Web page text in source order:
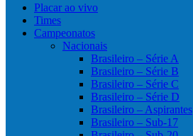
Placar ao vivo
Times
Campeonatos
Nacionais
Brasileiro – Série A
Brasileiro – Série B
Brasileiro – Série C
Brasileiro – Série D
Brasileiro – Aspirantes
Brasileiro – Sub-17